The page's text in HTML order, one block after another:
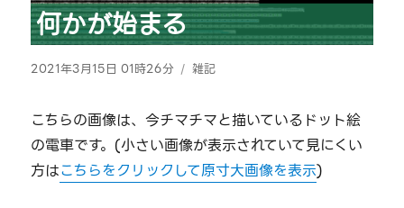
何かが始まる
投
2021年3月15日 01時26分
カ
リ
ー
雑記
こちらの画像は、今チマチマと描いているドット絵
の電車です。(小さい画像が表示されていて見にくい
方はこちらをクリックして原寸大画像を表示)